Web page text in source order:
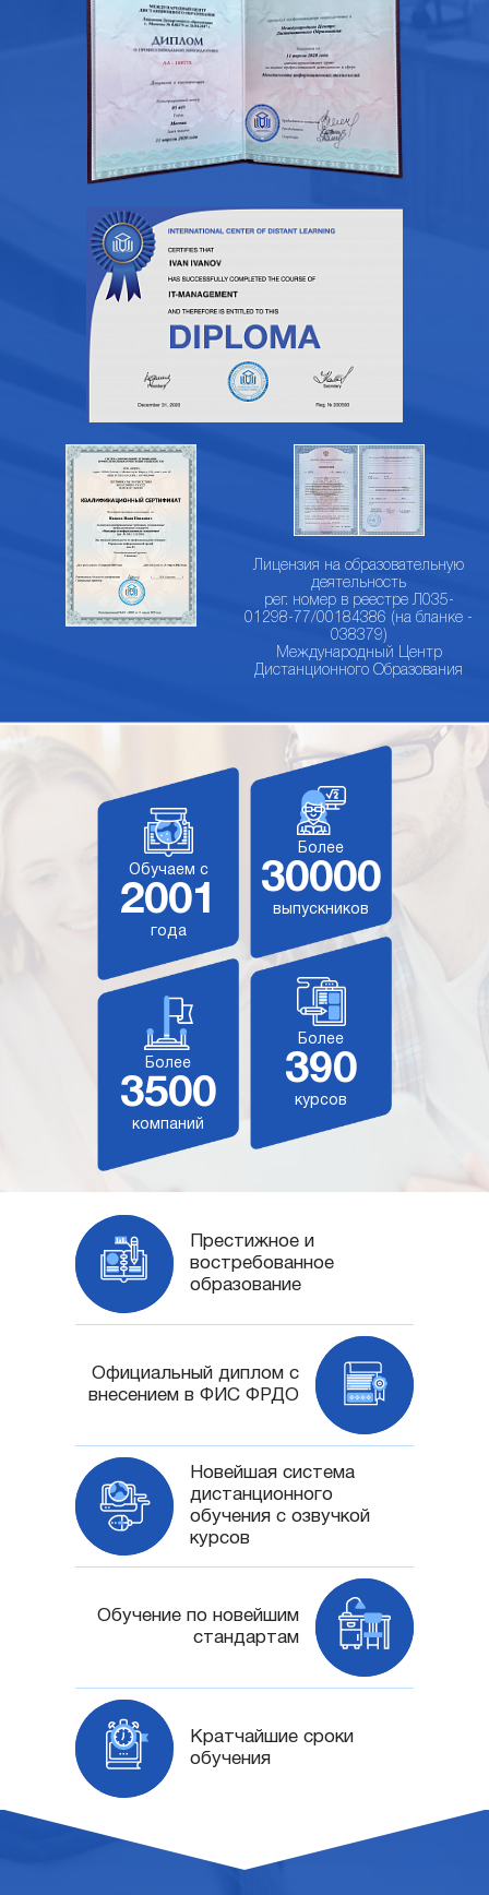
Лицензия на образовательную
деятельность
рег. номер в реестре Л035-
01298-77/00184386 (на бланке -
038379)
Международный Центр
Дистанционного Образования
Обучаем с
2001
года
Более
30000
выпускников
Более
3500
компаний
Более
390
курсов
Престижное и
востребованное
образование
Официальный диплом с
внесением в ФИС ФРДО
Новейшая система
дистанционного
обучения с озвучкой
курсов
Обучение по новейшим
стандартам
Кратчайшие сроки
обучения